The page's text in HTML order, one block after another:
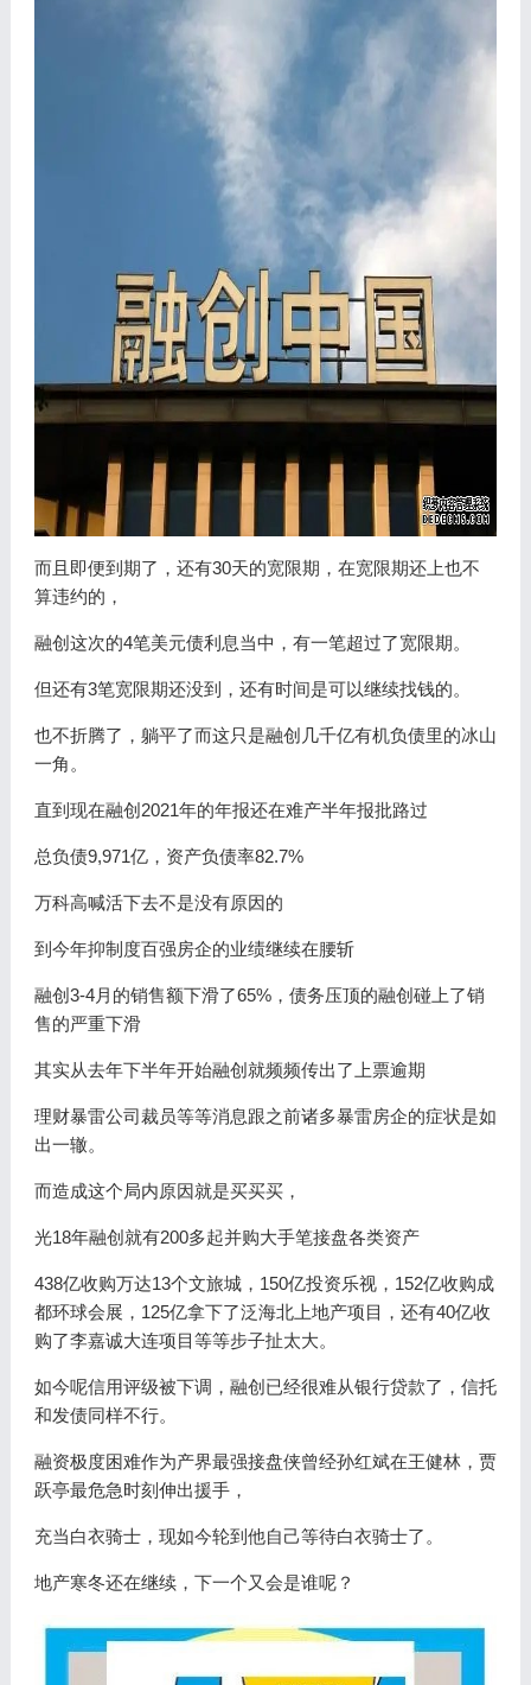
而且即便到期了，还有30天的宽限期，在宽限期还上也不
算违约的，
融创这次的4笔美元债利息当中，有一笔超过了宽限期。
但还有3笔宽限期还没到，还有时间是可以继续找钱的。
也不折腾了，躺平了而这只是融创几千亿有机负债里的冰山
一角。
直到现在融创2021年的年报还在难产半年报批路过
总负债9,971亿，资产负债率82.7%
万科高喊活下去不是没有原因的
到今年抑制度百强房企的业绩继续在腰斩
融创3-4月的销售额下滑了65%，债务压顶的融创碰上了销
售的严重下滑
其实从去年下半年开始融创就频频传出了上票逾期
理财暴雷公司裁员等等消息跟之前诸多暴雷房企的症状是如
出一辙。
而造成这个局内原因就是买买买，
光18年融创就有200多起并购大手笔接盘各类资产
438亿收购万达13个文旅城，150亿投资乐视，152亿收购成
都环球会展，125亿拿下了泛海北上地产项目，还有40亿收
购了李嘉诚大连项目等等步子扯太大。
如今呢信用评级被下调，融创已经很难从银行贷款了，信托
和发债同样不行。
融资极度困难作为产界最强接盘侠曾经孙红斌在王健林，贾
跃亭最危急时刻伸出援手，
充当白衣骑士，现如今轮到他自己等待白衣骑士了。
地产寒冬还在继续，下一个又会是谁呢？